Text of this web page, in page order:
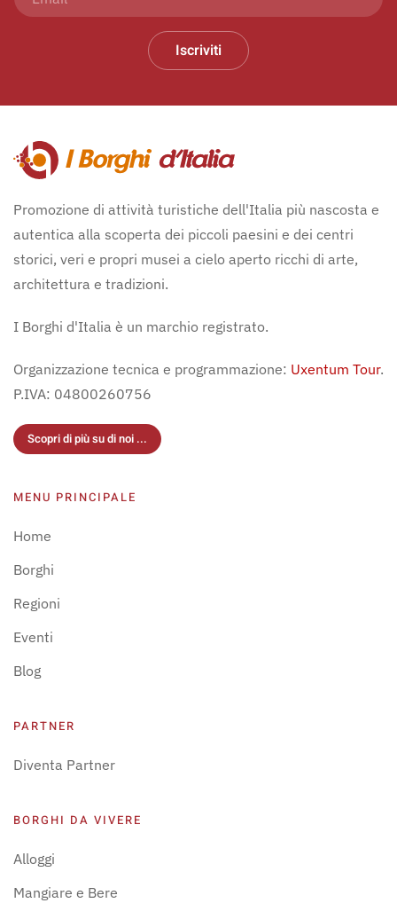
Iscriviti
Promozione di attività turistiche dell'Italia più nascosta e
autentica alla scoperta dei piccoli paesini e dei centri
storici, veri e propri musei a cielo aperto ricchi di arte,
architettura e tradizioni.
I Borghi d'Italia è un marchio registrato.
Organizzazione tecnica e programmazione: Uxentum Tour.
P.IVA: 04800260756
Scopri di più su di noi ...
MENU PRINCIPALE
Home
Borghi
Regioni
Eventi
Blog
PARTNER
Diventa Partner
BORGHI DA VIVERE
Alloggi
Mangiare e Bere